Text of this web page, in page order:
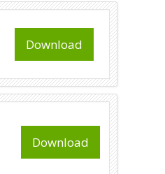
Download
Download